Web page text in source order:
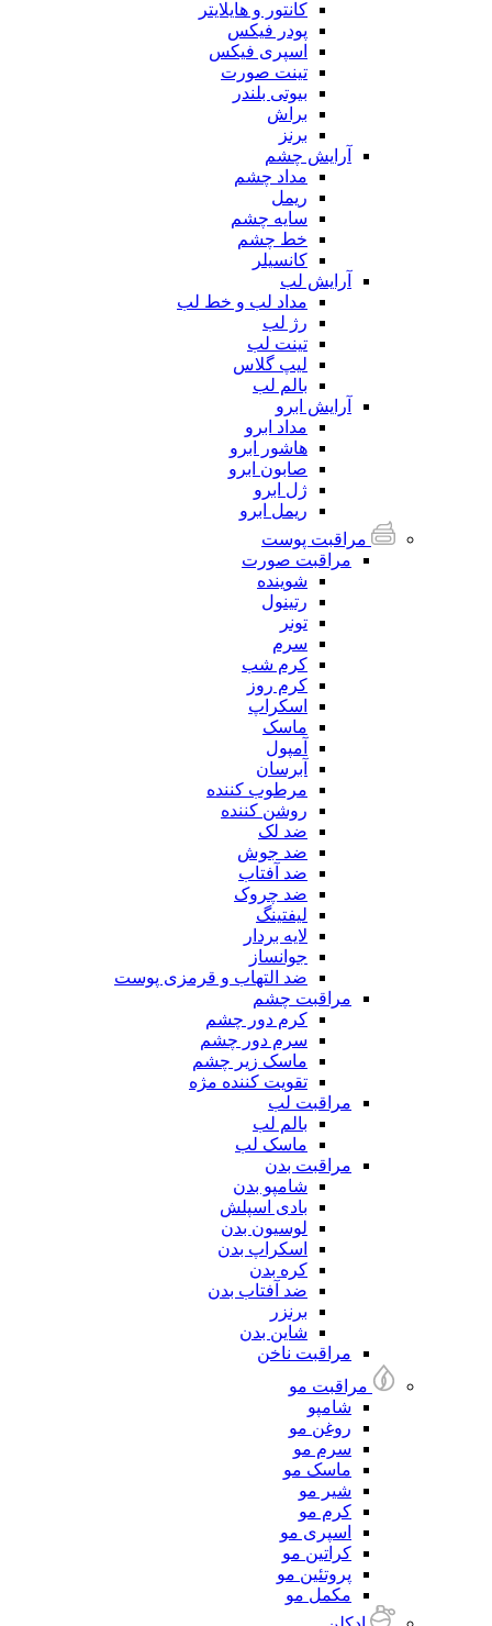
کانتور و هایلایتر
پودر فیکس
اسپری فیکس
تینت صورت
بیوتی بلندر
براش
برنز
آرایش چشم
مداد چشم
ریمل
سایه چشم
خط چشم
کانسیلر
آرایش لب
مداد لب و خط لب
رژ لب
تینت لب
لیپ گلاس
بالم لب
آرایش ابرو
مداد ابرو
هاشور ابرو
صابون ابرو
ژل ابرو
ریمل ابرو
مراقبت پوست
مراقبت صورت
شوینده
رتینول
تونر
سرم
کرم شب
کرم روز
اسکراپ
ماسک
آمپول
آبرسان
مرطوب کننده
روشن کننده
ضد لک
ضد جوش
ضد آفتاب
ضد چروک
لیفتینگ
لایه بردار
جوانساز
ضد التهاب و قرمزی پوست
مراقبت چشم
کرم دور چشم
سرم دور چشم
ماسک زیر چشم
تقویت کننده مژه
مراقبت لب
بالم لب
ماسک لب
مراقبت بدن
شامپو بدن
بادی اسپلش
لوسیون بدن
اسکراپ بدن
کره بدن
ضد آفتاب بدن
برنزر
شاین بدن
مراقبت ناخن
مراقبت مو
شامپو
روغن مو
سرم مو
ماسک مو
شیر مو
کرم مو
اسپری مو
کراتین مو
پروتئین مو
مکمل مو